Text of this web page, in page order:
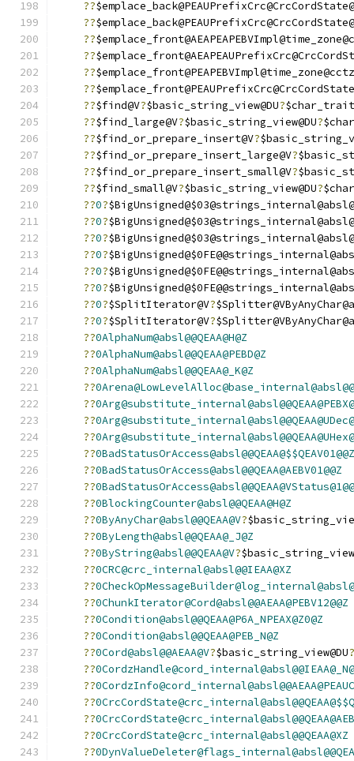
??
??
??
??
??
??
??$find@V?$basic_string_view@DU?
??$find_large@V?$basic_string_view@DU?
??$find_or_prepare_insert@V?
??$find_or_prepare_insert_large@V?
??$find_or_prepare_insert_small@V?
??$find_small@V?$basic_string_view@DU?
??0?
??0?
??0?
??0?
??0?
??0?
??0?$SplitIterator@V?
??0?$SplitIterator@V?
??0AlphaNum@absl@@QEAA@H@Z
??0AlphaNum@absl@@QEAA@PEBD@Z
??0AlphaNum@absl@@QEAA@_K@Z
??
??
??
??
??0BadStatusOrAccess@absl@@QEAA@$$QEAV01@@Z
??0BadStatusOrAccess@absl@@QEAA@AEBV01@@Z
??
??0BlockingCounter@absl@@QEAA@H@Z
??0ByAnyChar@absl@@QEAA@V?
??0ByLength@absl@@QEAA@_J@Z
??0ByString@absl@@QEAA@V?
??0CRC@crc_internal@absl@@IEAA@XZ
??
??0ChunkIterator@Cord@absl@@AEAA@PEBV12@@Z
??0Condition@absl@@QEAA@P6A_NPEAX@Z0@Z
??0Condition@absl@@QEAA@PEB_N@Z
??0Cord@absl@@AEAA@V?$basic_string_view@DU?
??
??
??
??
??0CrcCordState@crc_internal@absl@@QEAA@XZ
??